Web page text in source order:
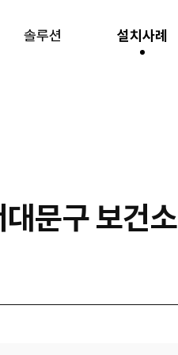
솔루션 설치사례
문구 보건소